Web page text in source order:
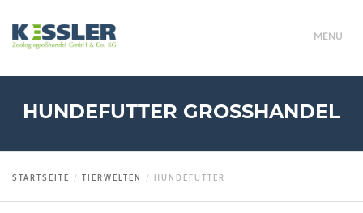
MENU
HUNDEFUTTER GROSSHANDEL
STARTSEITE TIERWELTEN HUNDEFUTTER